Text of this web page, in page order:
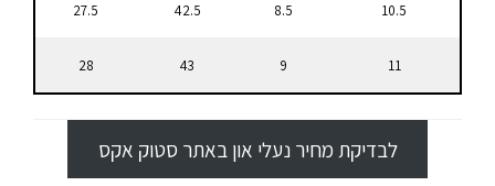
10.5
8.5
42.5
27.5
11
9
43
28
לבדיקת מחיר נעלי און באתר סטוק אקס